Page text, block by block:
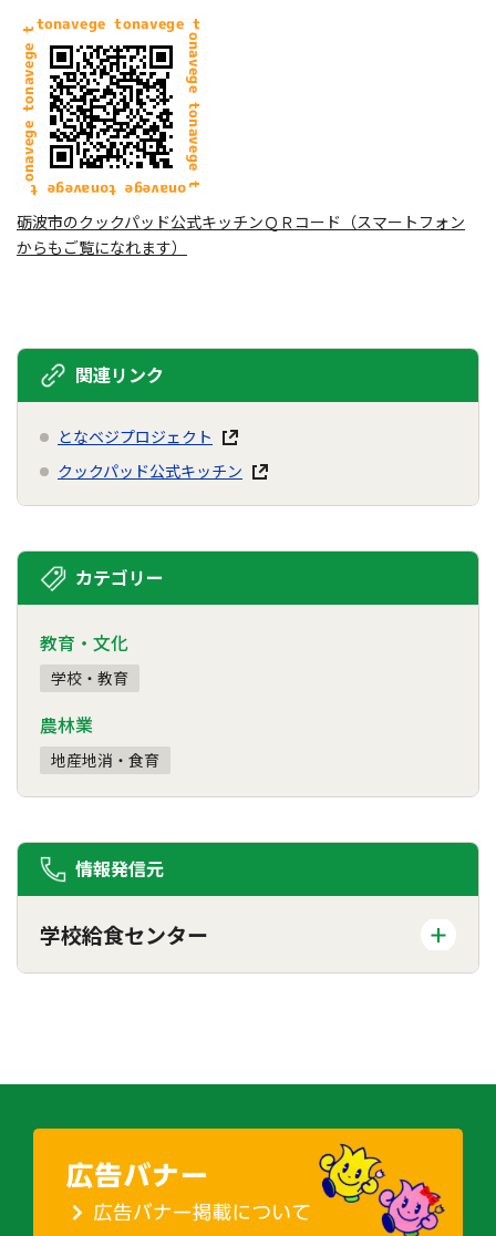
砺波市のクックパッド公式キッチンＱＲコード（スマートフォン
からもご覧になれます）
関連リンク
となベジプロジェクト
クックパッド公式キッチン
カテゴリー
教育・文化
学校・教育
農林業
地産地消・食育
情報発信元
学校給食センター